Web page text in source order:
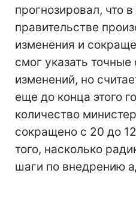
прогнозировал, что
правительстве
изменения и
смог указать точные
изменений, но
еще до конца этого
количество
сокращено с 20 до
того, насколько
шаги по внедрению